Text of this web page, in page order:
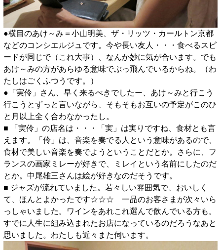
●横目のあけ～み＝小山明美、ザ・リッツ・カールトン京都
などのコンシエルジュです。今や長い友人・・・食べるスピ
ードが同じで（これ大事）、なんか妙に気が合います。でも
あけ～みの方があらゆる意味でぶっ飛んでいるからね。（わ
たしはごくふつうです。）
●「実伶」さん、早く来るべきでしたー、あけ～みと行こう
行こうとずっと言いながら、そもそもお互いの予定がこのひ
と月以上全く合わなかったし。
■ 「実伶」の店名は・・・「実」は実りですね、食材とも言
えます。「伶」は、音楽を奏でる人という意味があるので、
食材で美しい音楽を奏でようということだとか。さらに、フ
ランスの画家ミレーが好きで、ミレイという名前にしたのだ
とか。中尾雄三さんは絵が好きなのだそうです。
■ ジャズが流れていました。若々しい雰囲気で、おいしく
て、ほんとよかったです☆☆☆ 一品のお客さまが次々いら
っしゃいました。ワインをあれこれ選んで飲んでいる方も。
すでに人生に組み込まれたお店になっているのだろうなあと
思いました。わたしも近々また伺います。